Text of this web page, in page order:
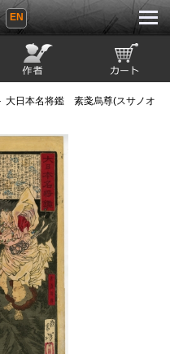
EN
大日本名将鑑 素戔烏尊(スサノオ